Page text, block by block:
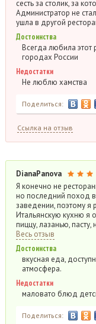
сесть за столик, за
Администратор не
ушла в другой
Достоинства
Всегда любила этот
городах России
Недостатки
Не люблю хамства
Поделиться:
Ссылка на отзыв
DianaPanova
Я конечно не
но последний поход в
заведении, поэтому я
Итальянскую кухню я
пиццу, лазанью,
Весь отзыв
Достоинства
вкусная еда,
атмосфера.
Недостатки
маловато блюд
Поделиться: